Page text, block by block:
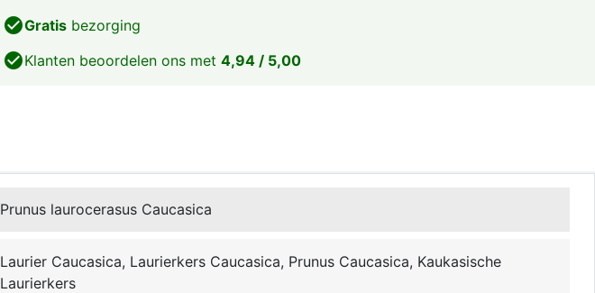
check_circleGratisbezorging
check_circleKlanten beoordelen ons met 4,94 / 5,00
Prunus laurocerasus Caucasica
Laurier Caucasica, Laurierkers Caucasica, Prunus Caucasica, Kaukasische
Laurierkers